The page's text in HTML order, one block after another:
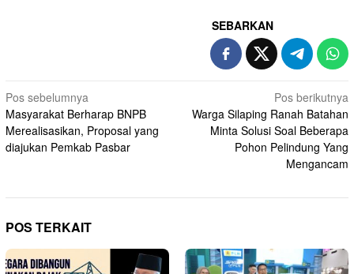
SEBARKAN
Navigasi
pos
Pos sebelumnya
Masyarakat Berharap BNPB
Merealisasikan, Proposal yang
diajukan Pemkab Pasbar
Pos berikutnya
Warga Silaping Ranah Batahan
Minta Solusi Soal Beberapa
Pohon Pelindung Yang
Mengancam
POS TERKAIT